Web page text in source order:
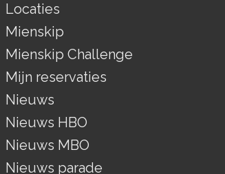
Locaties
Mienskip
Mienskip Challenge
Mijn reservaties
Nieuws
Nieuws HBO
Nieuws MBO
Nieuws parade